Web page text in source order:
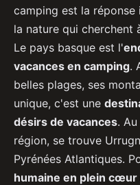
camping est la
la nature qui cherchent
Le pays basque est l'
vacances en camping.
belles plages, ses
unique, c'est une
désirs de vacances.
région, se trouve
Pyrénées Atlantiques.
humaine en plein cœur